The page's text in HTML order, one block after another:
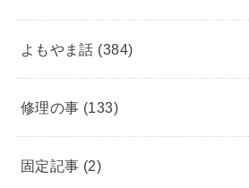
よもやま話 (384)
修理の事 (133)
固定記事 (2)